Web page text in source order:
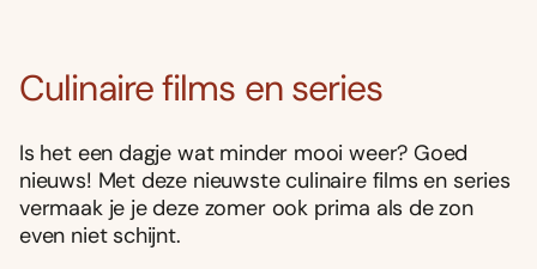
Culinaire films en series
Is het een dagje wat minder mooi weer? Goed
nieuws! Met deze nieuwste culinaire films en series
vermaak je je deze zomer ook prima als de zon
even niet schijnt.